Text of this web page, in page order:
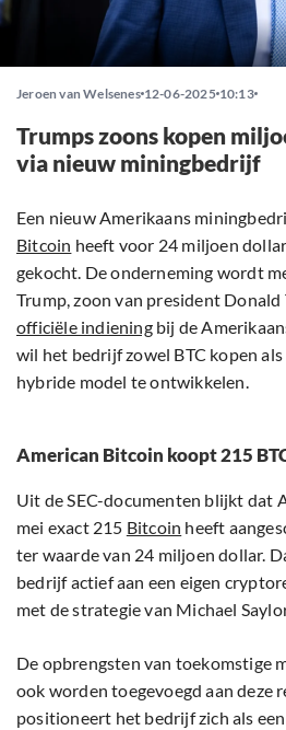
Jeroen van Welsenes 12-06-2025 10:13
Trumps zoons kopen
via nieuw miningbedrijf
Een nieuw Amerikaans
Bitcoin heeft voor 24 miljoen
gekocht. De onderneming wordt
Trump, zoon van president Donald
officiële indieningbij de
wil het bedrijf zowel BTC kopen
hybride model te ontwikkelen.
American Bitcoin koopt 215
Uit de SEC-documenten blijkt dat
mei exact 215 Bitcoin heeft
ter waarde van 24 miljoen dollar.
bedrijf actief aan een eigen
met de strategie van Michael
De opbrengsten van toekomstige
ook worden toegevoegd aan deze
positioneert het bedrijf zich als